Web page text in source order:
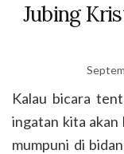
Jubing
Kalau bicara
ingatan kita
mumpuni di